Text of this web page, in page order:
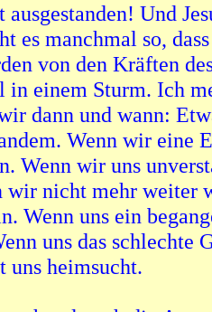
Und
es manchmal so,
von den Kräften
in einem Sturm. Ich
dann und wann:
Wenn wir eine
Wenn wir uns
wir nicht mehr weiter
Wenn uns ein
uns das schlechte
uns heimsucht.